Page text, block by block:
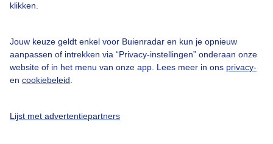
klikken.
Jouw keuze geldt enkel voor Buienradar en kun je opnieuw
aanpassen of intrekken via “Privacy-instellingen” onderaan onze
website of in het menu van onze app. Lees meer in ons privacy-
en cookiebeleid
Lijst met advertentiepartners
Gebruikersvoorwaarden
Buienradar Team
Privacy beleid